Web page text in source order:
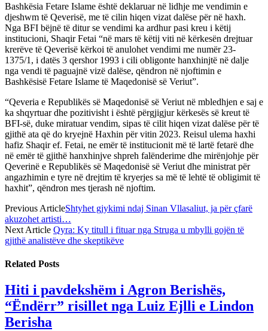
Bashkësia Fetare Islame është deklaruar në lidhje me vendimin e
djeshwm të Qeverisë, me të cilin hiqen vizat dalëse për në haxh.
Nga BFI bëjnë të ditur se vendimi ka ardhur pasi kreu i këtij
institucioni, Shaqir Fetai “në mars të këtij viti në kërkesën drejtuar
krerëve të Qeverisë kërkoi të anulohet vendimi me numër 23-
1375/1, i datës 3 qershor 1993 i cili obligonte hanxhinjtë në dalje
nga vendi të paguajnë vizë dalëse, qëndron në njoftimin e
Bashkësisë Fetare Islame të Maqedonisë së Veriut”.
“Qeveria e Republikës së Maqedonisë së Veriut në mbledhjen e saj e
ka shqyrtuar dhe pozitivisht i është përgjigjur kërkesës së kreut të
BFI-së, duke miratuar vendim, sipas të cilit hiqen vizat dalëse për të
gjithë ata që do kryejnë Haxhin për vitin 2023. Reisul ulema haxhi
hafiz Shaqir ef. Fetai, ne emër të institucionit më të lartë fetarë dhe
në emër të gjithë hanxhinjve shpreh falënderime dhe mirënjohje për
Qeverinë e Republikës së Maqedonisë së Veriut dhe ministrat për
angazhimin e tyre në drejtim të kryerjes sa më të lehtë të obligimit të
haxhit”, qëndron mes tjerash në njoftim.
Previous ArticleShtyhet gjykimi ndaj Sinan Vllasaliut, ja për çfarë
akuzohet artisti…
Next Article Qyra: Ky titull i fituar nga Struga u mbylli gojën të
gjithë analistëve dhe skeptikëve
Related Posts
Hiti i pavdekshëm i Agron Berishës,
“Ëndërr” risillet nga Luiz Ejlli e Lindon
Berisha